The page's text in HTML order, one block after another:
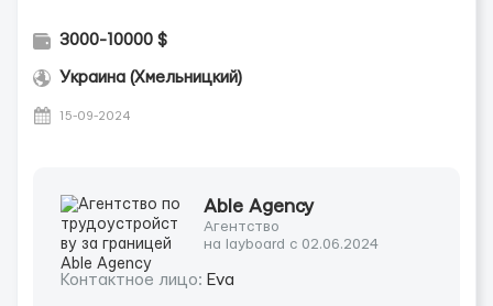
3000-10000 $
Украина (Хмельницкий)
15-09-2024
Able Agency
Агентство
на layboard с 02.06.2024
Контактное лицо: Eva